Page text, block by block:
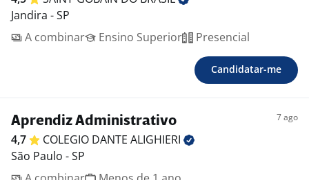
Jandira - SP
A combinar
Ensino Superior Presencial
Candidatar-me
Aprendiz Administrativo 7 ago
4,7 COLEGIO DANTE ALIGHIERI
São Paulo - SP